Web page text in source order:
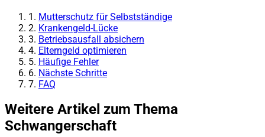
1. Mutterschutz für Selbstständige
2. Krankengeld-Lücke
3. Betriebsausfall absichern
4. Elterngeld optimieren
5. Häufige Fehler
6. Nächste Schritte
7. FAQ
Weitere Artikel zum Thema
Schwangerschaft